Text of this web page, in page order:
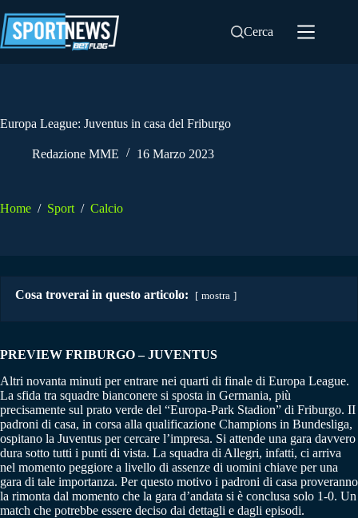
al
contenuto
Cerca
Europa League: Juventus in casa del Friburgo
Redazione MME 16 Marzo 2023
Home / Sport / Calcio
Cosa troverai in questo articolo: mostra
PREVIEW FRIBURGO – JUVENTUS
Altri novanta minuti per entrare nei quarti di finale di Europa League.
La sfida tra squadre bianconere si sposta in Germania, più
precisamente sul prato verde del “Europa-Park Stadion” di Friburgo. II
padroni di casa, in corsa alla qualificazione Champions in Bundesliga,
ospitano la Juventus per cercare l’impresa. Si attende una gara davvero
dura sotto tutti i punti di vista. La squadra di Allegri, infatti, ci arriva
nel momento peggiore a livello di assenze di uomini chiave per una
gara di tale importanza. Per questo motivo i padroni di casa proveranno
la rimonta dal momento che la gara d’andata si è conclusa solo 1-0. Un
match che potrebbe essere deciso dai dettagli e dagli episodi.